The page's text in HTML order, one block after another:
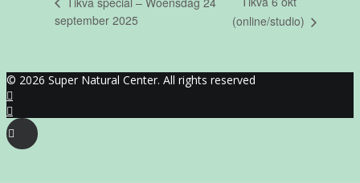
september 2025
(online/studio)
© 2026 Super Natural Center. All rights reserved